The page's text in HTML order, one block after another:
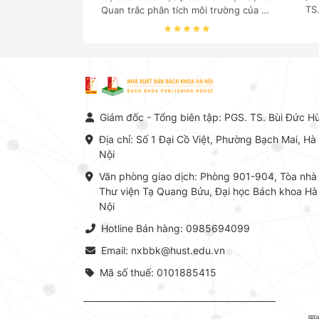
Quan trắc phân tích môi trường của Cố
Giáo sư, Tiến sĩ Phạm Luận là một
Hóa học phân tích tại Việt Nam hiện
nay. Bộ sách mang đến một hệ thống
-> Kỹ thuật thực hành -> Ứng dụng
Hà Nội ấn hành cả hai phiên bản sách
Giám đốc - Tổng biên tập: PGS. TS. Bùi Đức
Địa chỉ: Số 1 Đại Cồ Việt, Phường Bạch Mai, Hà
Nội
Văn phòng giao dịch: Phòng 901-904, Tòa nhà
Thư viện Tạ Quang Bửu, Đại học Bách khoa Hà
Nội
Hotline Bán hàng: 0985694099
Email: nxbbk@hust.edu.vn
Mã số thuế: 0101885415